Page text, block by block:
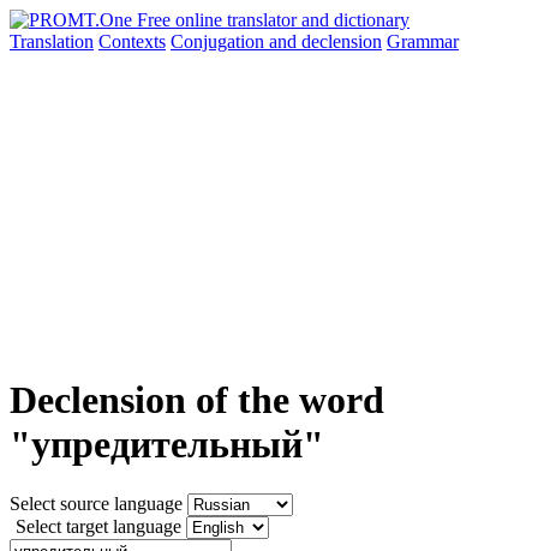
Translation Contexts Conjugation and declension Grammar
Declension of the word
"упредительный"
Select source language
Select target language